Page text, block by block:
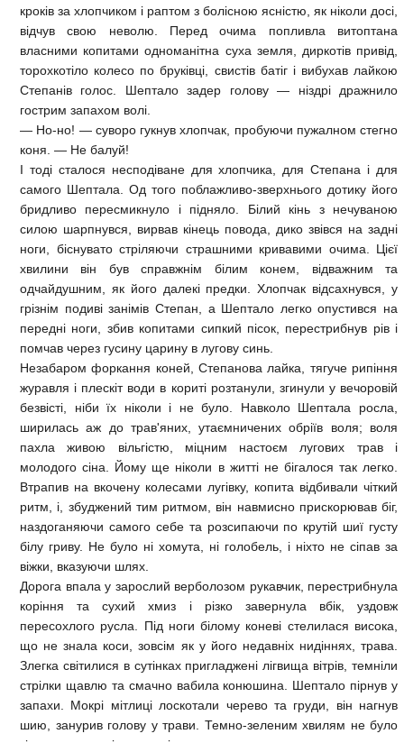
кроків за хлопчиком і раптом з болісною ясністю, як ніколи досі,
відчув свою неволю. Перед очима попливла витоптана
власними копитами одноманітна суха земля, диркотів привід,
торохкотіло колесо по бруківці, свистів батіг і вибухав лайкою
Степанів голос. Шептало задер голову — ніздрі дражнило
гострим запахом волі.
— Но-но! — суворо гукнув хлопчак, пробуючи пужалном стегно
коня. — Не балуй!
І тоді сталося несподіване для хлопчика, для Степана і для
самого Шептала. Од того поблажливо-зверхнього дотику його
бридливо пересмикнуло і підняло. Білий кінь з нечуваною
силою шарпнувся, вирвав кінець повода, дико звівся на задні
ноги, біснувато стріляючи страшними кривавими очима. Цієї
хвилини він був справжнім білим конем, відважним та
одчайдушним, як його далекі предки. Хлопчак відсахнувся, у
грізнім подиві занімів Степан, а Шептало легко опустився на
передні ноги, збив копитами сипкий пісок, перестрибнув рів і
помчав через гусину царину в лугову синь.
Незабаром форкання коней, Степанова лайка, тягуче рипіння
журавля і плескіт води в кориті розтанули, згинули у вечоровій
безвісті, ніби їх ніколи і не було. Навколо Шептала росла,
ширилась аж до трав'яних, утаємничених обріїв воля; воля
пахла живою вільгістю, міцним настоєм лугових трав і
молодого сіна. Йому ще ніколи в житті не бігалося так легко.
Втрапив на вкочену колесами лугівку, копита відбивали чіткий
ритм, і, збуджений тим ритмом, він навмисно прискорював біг,
наздоганяючи самого себе та розсипаючи по крутій шиї густу
білу гриву. Не було ні хомута, ні голобель, і ніхто не сіпав за
віжки, вказуючи шлях.
Дорога впала у зарослий верболозом рукавчик, перестрибнула
коріння та сухий хмиз і різко завернула вбік, уздовж
пересохлого русла. Під ноги білому коневі стелилася висока,
що не знала коси, зовсім як у його недавніх нидіннях, трава.
Злегка світилися в сутінках пригладжені лігвища вітрів, темніли
стрілки щавлю та смачно вабила конюшина. Шептало пірнув у
запахи. Мокрі мітлиці лоскотали черево та груди, він нагнув
шию, занурив голову у трави. Темно-зеленим хвилям не було